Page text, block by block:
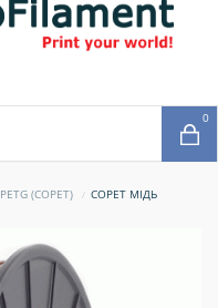
0
PETG (COPET) COPET МІДЬ